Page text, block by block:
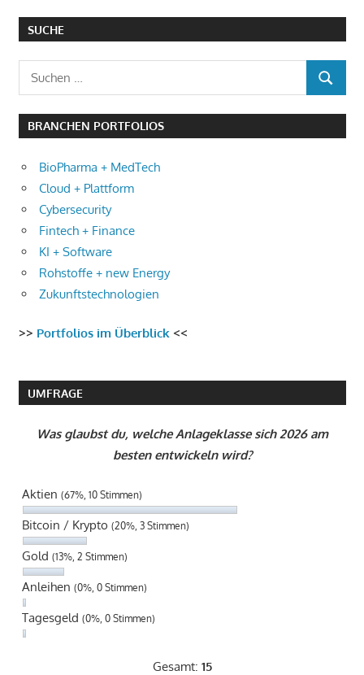
SUCHE
Suchen
nach:
SUCHEN
BRANCHEN PORTFOLIOS
BioPharma + MedTech
Cloud + Plattform
Cybersecurity
Fintech + Finance
KI + Software
Rohstoffe + new Energy
Zukunftstechnologien
>> Portfolios im Überblick<<
UMFRAGE
Was glaubst du, welche Anlageklasse sich 2026 am
besten entwickeln wird?
Aktien (67%, 10 Stimmen)
Bitcoin / Krypto (20%, 3 Stimmen)
Gold (13%, 2 Stimmen)
Anleihen (0%, 0 Stimmen)
Tagesgeld (0%, 0 Stimmen)
Gesamt: 15